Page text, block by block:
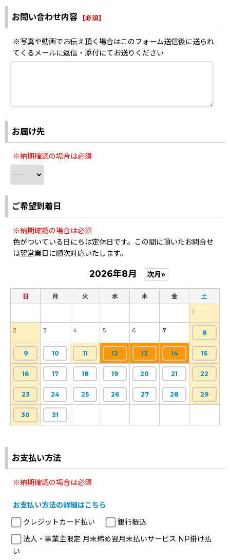
お問い合わせ内容 [必須]
※写真や動画でお伝え頂く場合はこのフォーム送信後に送られ
てくるメールに返信・添付にてお送りください
お届け先
※納期確認の場合は必須
ご希望到着日
※納期確認の場合は必須
色がついている日にちは定休日です。この間に頂いたお問合せ
は翌営業日に順次対応いたします。
2026年8月 次月»
日 月 火 水 木 金 土
1
2 3 4 5 6 7 8
9 10 11 12 13 14 15
16 17 18 19 20 21 22
23 24 25 26 27 28 29
30 31
お支払い方法
※納期確認の場合は必須
お支払い方法の詳細はこちら
クレジットカード払い
銀行振込
法人・事業主限定 月末締め翌月末払いサービス NP掛け払
い